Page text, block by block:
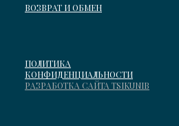
ВОЗВРАТ И ОБМЕН
ПОЛИТИКА
КОНФИДЕНЦИАЛЬНОСТИ
РАЗРАБОТКА САЙТА TSIKUNIB